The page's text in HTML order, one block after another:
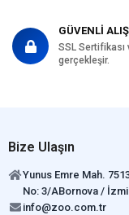
GÜVENLİ
SSL Sertifikası
gerçekleşir.
Bize Ulaşın
Yunus Emre Mah.
No: 3/ABornova /
info@zoo.com.tr